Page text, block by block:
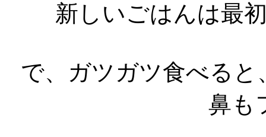
新しいごはんは最
で、ガツガツ食べる
鼻も